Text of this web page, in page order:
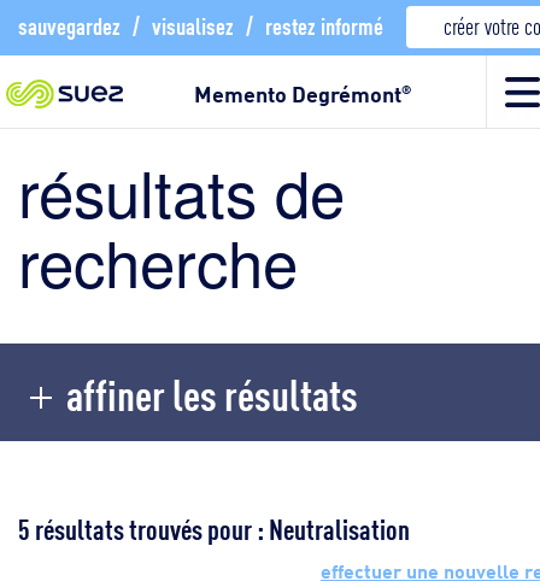
sauvegardez / visualisez / restez informé créer votre
Memento Degrémont®
résultats de
recherche
affiner les résultats
5 résultats trouvés pour : Neutralisation
effectuer une nouvelle